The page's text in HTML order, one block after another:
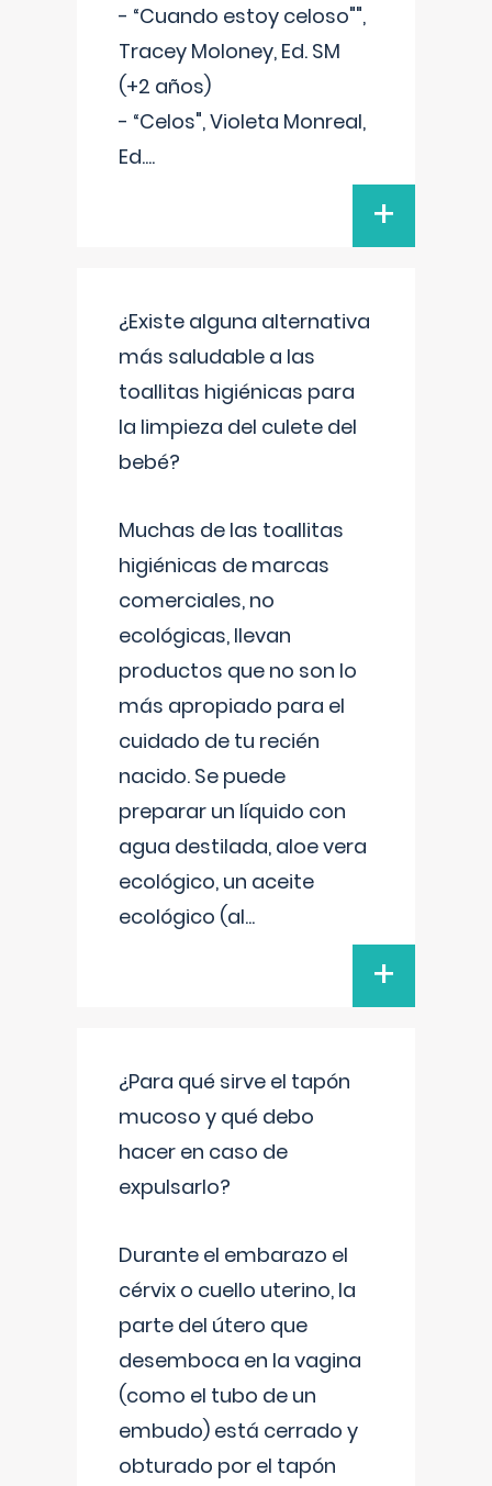
- “Cuando estoy celoso"",
Tracey Moloney, Ed. SM
(+2 años)
- “Celos", Violeta Monreal,
Ed....
+
¿Existe alguna alternativa
más saludable a las
toallitas higiénicas para
la limpieza del culete del
bebé?
Muchas de las toallitas
higiénicas de marcas
comerciales, no
ecológicas, llevan
productos que no son lo
más apropiado para el
cuidado de tu recién
nacido. Se puede
preparar un líquido con
agua destilada, aloe vera
ecológico, un aceite
ecológico (al...
+
¿Para qué sirve el tapón
mucoso y qué debo
hacer en caso de
expulsarlo?
Durante el embarazo el
cérvix o cuello uterino, la
parte del útero que
desemboca en la vagina
(como el tubo de un
embudo) está cerrado y
obturado por el tapón